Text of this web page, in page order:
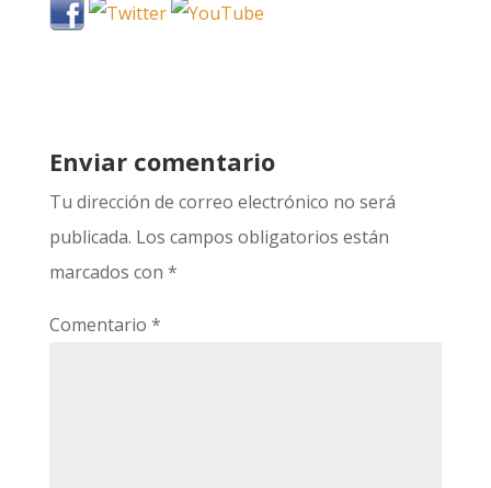
Enviar comentario
Tu dirección de correo electrónico no será
publicada. Los campos obligatorios están
marcados con *
Comentario *